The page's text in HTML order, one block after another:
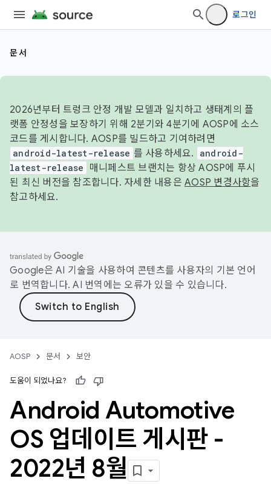
로그인
문서
2026년부터 트렁크 안정 개발 모델과 일치하고 생태계의 플
랫폼 안정성을 보장하기 위해 2분기와 4분기에 AOSP에 소스
코드를 게시합니다. AOSP를 빌드하고 기여하려면
android-latest-release 를 사용하세요.
android-
latest-release
매니페스트 브랜치는 항상 AOSP에 푸시
된 최신 버전을 참조합니다. 자세한 내용은 AOSP 변경사항을
참고하세요.
Google은 AI 기술을 사용하여 콘텐츠를 사용자의 기본 언어
로 번역합니다. AI 번역에는 오류가 있을 수 있습니다.
AOSP 문서 보안
도움이 되었나요?
Android Automotive
OS 업데이트 게시판 -
2022년 8월